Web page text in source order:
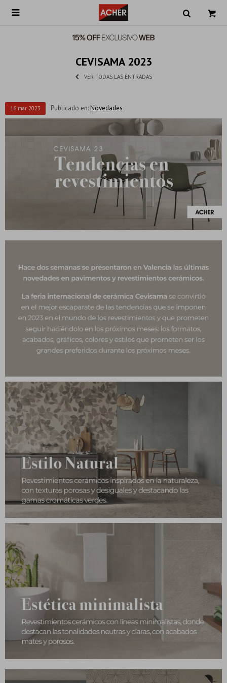

CEVISAMA 2023
VER TODAS LAS ENTRADAS
16 mar 2023 Publicado en: Novedades